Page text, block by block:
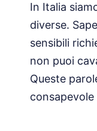
In Italia
diverse.
sensibili
non puoi
Queste